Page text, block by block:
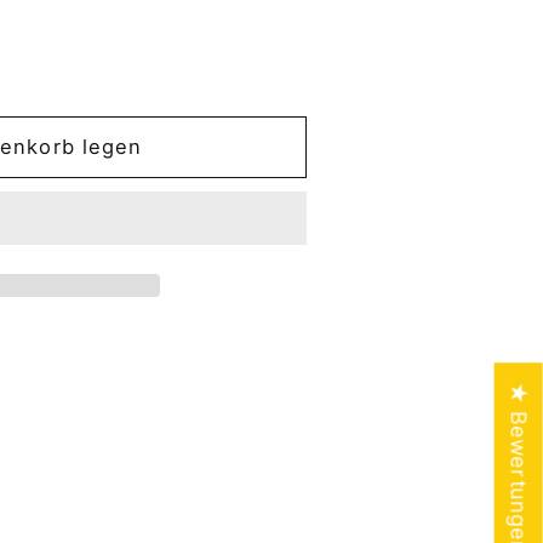
legen
★ Bewertungen